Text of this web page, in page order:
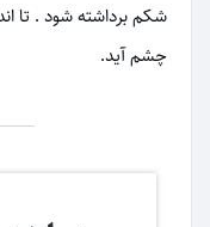
شکم برداشته شود . تا
چشم آید.